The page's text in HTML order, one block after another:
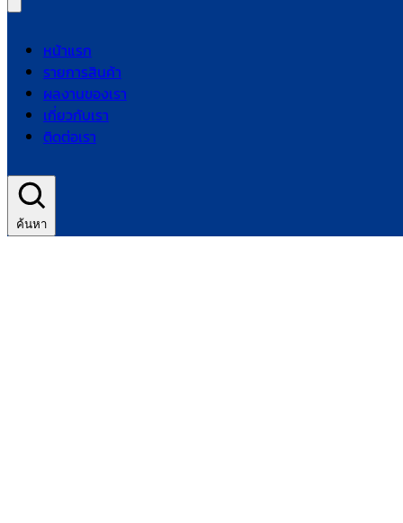
หน้าแรก
รายการสินค้า
ผลงานของเรา
เกี่ยวกับเรา
ติดต่อเรา
ค้นหา